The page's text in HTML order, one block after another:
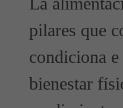
pilares que
condiciona
bienestar